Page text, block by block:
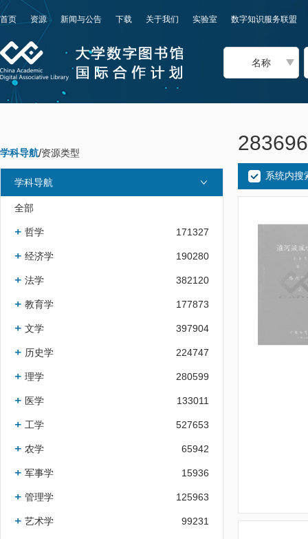
首页 资源 新闻与公告 下载 关于我们 实验室 数字知识服务联盟
名称
学科导航/资源类型
学科导航
全部
哲学 171327
经济学 190280
法学 382120
教育学 177873
文学 397904
历史学 224747
理学 280599
医学 133011
工学 527653
农学 65942
军事学 15936
管理学 125963
艺术学 99231
系统内搜